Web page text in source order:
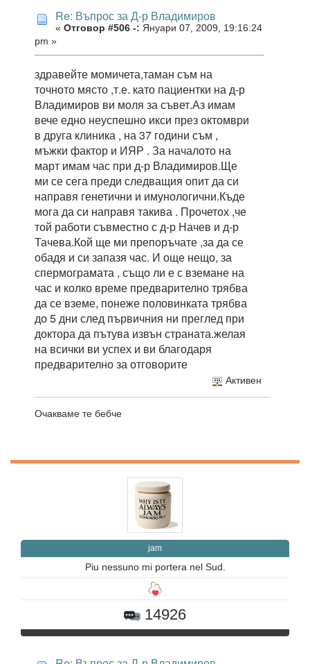
Re: Въпрос за Д-р Владимиров
« Отговор #506 -: Януари 07, 2009, 19:16:24
pm »
здравейте момичета,таман съм на
точното място ,т.е. като пациентки на д-р
Владимиров ви моля за съвет.Аз имам
вече едно неуспешно икси през октомври
в друга клиника , на 37 години съм ,
мъжки фактор и ИЯР . За началото на
март имам час при д-р Владимиров.Ще
ми се сега преди следващия опит да си
направя генетични и имунологични.Къде
мога да си направя такива . Прочетох ,че
той работи съвместно с д-р Начев и д-р
Тачева.Кой ще ми препоръчате ,за да се
обадя и си запазя час. И още нещо, за
спермограмата , също ли е с вземане на
час и колко време предварително трябва
да се вземе, понеже половинката трябва
до 5 дни след първичния ни преглед при
доктора да пътува извън страната.желая
на всички ви успех и ви благодаря
предварително за отговорите
Активен
Очакваме те бебче
jam
Piu nessuno mi portera nel Sud.
14926